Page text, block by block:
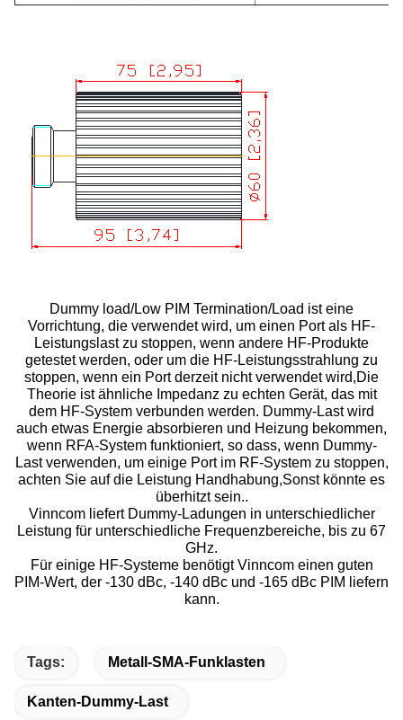
Dummy load/Low PIM Termination/Load ist eine
Vorrichtung, die verwendet wird, um einen Port als HF-
Leistungslast zu stoppen, wenn andere HF-Produkte
getestet werden, oder um die HF-Leistungsstrahlung zu
stoppen, wenn ein Port derzeit nicht verwendet wird,Die
Theorie ist ähnliche Impedanz zu echten Gerät, das mit
dem HF-System verbunden werden. Dummy-Last wird
auch etwas Energie absorbieren und Heizung bekommen,
wenn RFA-System funktioniert, so dass, wenn Dummy-
Last verwenden, um einige Port im RF-System zu stoppen,
achten Sie auf die Leistung Handhabung,Sonst könnte es
überhitzt sein..
Vinncom liefert Dummy-Ladungen in unterschiedlicher
Leistung für unterschiedliche Frequenzbereiche, bis zu 67
GHz.
Für einige HF-Systeme benötigt Vinncom einen guten
PIM-Wert, der -130 dBc, -140 dBc und -165 dBc PIM liefern
kann.
Tags: Metall-SMA-Funklasten
Kanten-Dummy-Last